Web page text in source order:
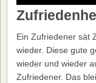
Ein Zufriedener sät
wieder. Diese gute
wieder und wieder
Zufriedener. Das